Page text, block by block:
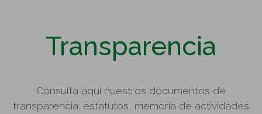
Transparencia
Consulta aquí nuestros documentos de
transparencia: estatutos, memoria de actividades